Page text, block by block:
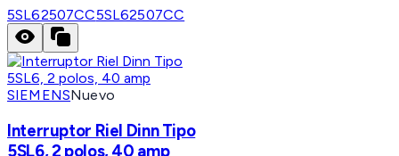
5SL62507CC5SL62507CC
SIEMENSNuevo
Interruptor Riel Dinn Tipo
5SL6, 2 polos, 40 amp